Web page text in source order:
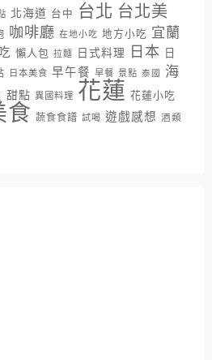
北海道 台中 台北 台北美
咖啡廳 在地小吃 地方小吃 宜蘭
懶人包 拉麵 日式料理 日本 日
日本美食 早午餐 早餐 景點 泰國
海
甜點 異國料理 花蓮 花蓮小吃
食 蔬食食譜 試喝 遊戲感想 酒類